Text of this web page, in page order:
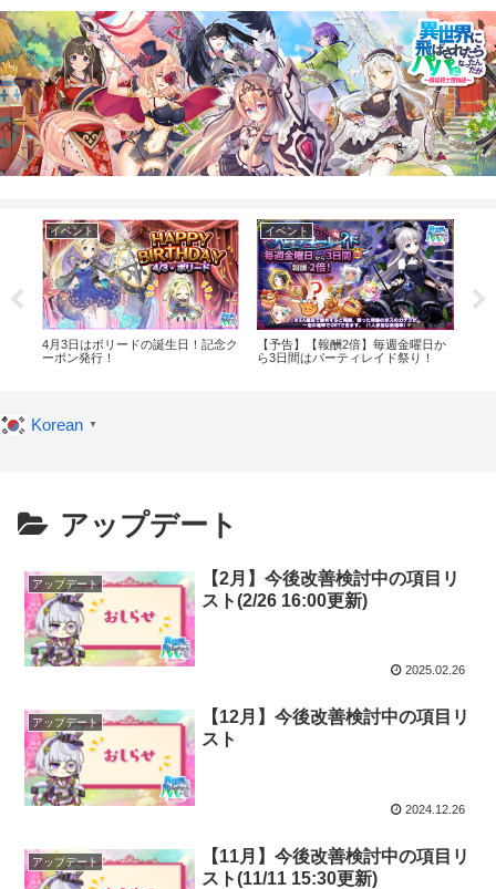
イベント
4月3日はボリードの誕生日！記念ク
ーポン発行！
イベント
【予告】【報酬2倍】毎週金曜日か
ら3日間はパーティレイド祭り！
Korean ▼
アップデート
アップデート
【2月】今後改善検討中の項目リ
スト(2/26 16:00更新)
2025.02.26
アップデート
【12月】今後改善検討中の項目リ
スト
2024.12.26
アップデート
【11月】今後改善検討中の項目リ
スト(11/11 15:30更新)